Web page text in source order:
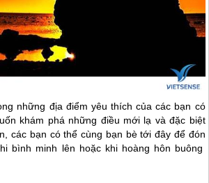
những địa điểm yêu thích của các bạn có
khám phá những điều mới lạ và đặc biệt
, các bạn có thể cùng bạn bè tới đây để đón
bình minh lên hoặc khi hoàng hôn buông